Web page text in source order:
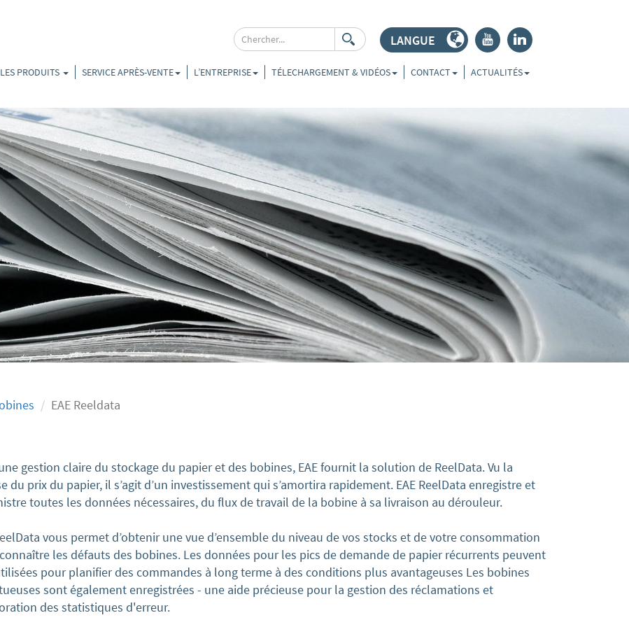
j
r
LANGUE
LES PRODUITS SERVICE APRÈS-VENTE L’ENTREPRISE TÉLECHARGEMENT & VIDÉOS CONTACT ACTUALITÉS
EAE Reeldata
gestion claire du stockage du papier et des bobines, EAE fournit la solution de ReelData. Vu la
du prix du papier, il s’agit d’un investissement qui s’amortira rapidement. EAE ReelData enregistre et
toutes les données nécessaires, du flux de travail de la bobine à sa livraison au dérouleur.
vous permet d’obtenir une vue d’ensemble du niveau de vos stocks et de votre consommation
les défauts des bobines. Les données pour les pics de demande de papier récurrents peuvent
pour planifier des commandes à long terme à des conditions plus avantageuses Les bobines
sont également enregistrées - une aide précieuse pour la gestion des réclamations et
des statistiques d'erreur.